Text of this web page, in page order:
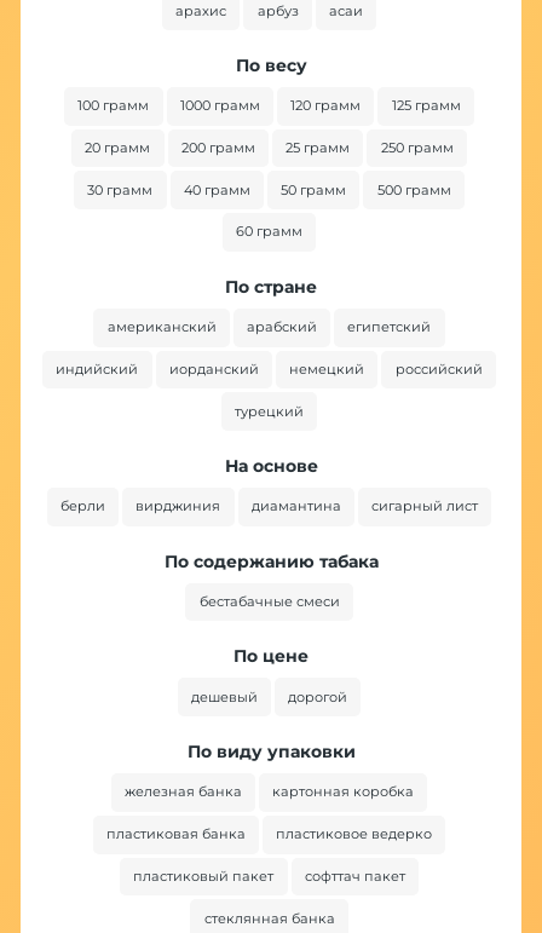
арахис арбуз асаи
По весу
100 грамм 1000 грамм 120 грамм 125 грамм
20 грамм 200 грамм 25 грамм 250 грамм
30 грамм 40 грамм 50 грамм 500 грамм
60 грамм
По стране
американский арабский египетский
индийский иорданский немецкий российский
турецкий
На основе
берли вирджиния диамантина сигарный лист
По содержанию табака
бестабачные смеси
По цене
дешевый дорогой
По виду упаковки
железная банка картонная коробка
пластиковая банка пластиковое ведерко
пластиковый пакет софттач пакет
стеклянная банка